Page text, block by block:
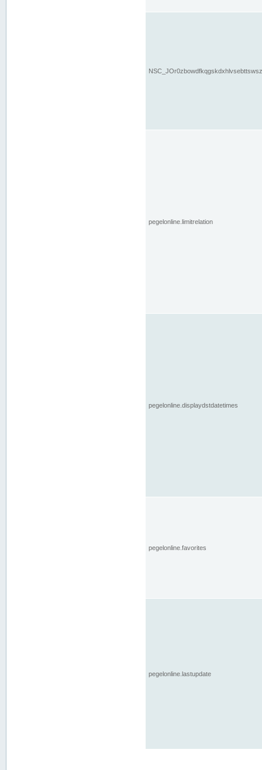
pegelonline.limitrelation
pegelonline.displaydstdatetimes
pegelonline.favorites
pegelonline.lastupdate